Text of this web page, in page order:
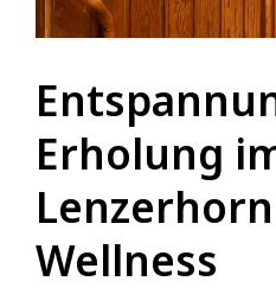
Erholung
Wellness